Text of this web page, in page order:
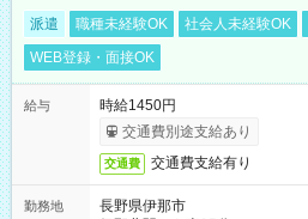
派遣 職種未経験OK 社会人未経験OK
WEB登録・面接OK
給与
時給1450円
交通費別途支給あり
交通費 交通費支給有り
勤務地
長野県伊那市